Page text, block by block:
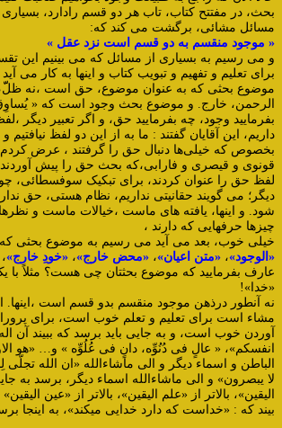
بحث، در مفتتح کتاب، تاب هر دو قسم رادارد،
مسائل مشائی، برگشت می کند که:
« موجود منقسم به دو قسم است نزد عقل »
و می رسیم به بسیاری از مسائل که می بینیم این
برای تعلیم و تفهیم و تبویب کتاب و اینها به کار می
موضوع بحثی که به عنوان موضوع، حق است ،نه
الرحمن، خارج. و موضوع بحث وجود است که «
بفرمایید وجود، چه بفرمایید حق، و اگر تعبیر دیگر
داریم، این آقایان گفتند : ما به از این دو لفظ
بخصوص که خیلی‌ها دنبال حق را گرفتند ، عرض
قونوی و قیصری و فارابی،که بحث حق را پیش آوردند،
لفظ حق را عنوان کردند، برای تبکیک سوفسطائی،
دیگر؛ می گویند حقانیتی نداریم، نظام هستی، حق
شود. و اینها، یافته های ماست ،خیالات ماست و
چیزها حرفهایی که دارند ،
خیلی خوب، بعد می آید می رسیم به موضوع بحثی
«الوجود»، «متن اعیان»، «محض خارج»، «خودِ خارج»
عارف بفرمایید که موضوع بحثتان چی هست؟ مثلاً با
«خدا»!
نه آنطور درذهن موجود منقسم بدو قسم است ،اینها.
مشاء است برای تعلیم و تعلم خوب است، برای پروراندن
آوردن خوب است، و به جایی باید برسد که ببیند آن
انفسکم»، « عالٍ فی دُنُوِّه، دانٍ فی عُلُوِّه » و… «هو
الباطن و اسماء دیگر و الی ماشاءالله «ان الله تجلّی
لا یبصرون» و الی ماشاءالله اسماء دیگر، برسد به
الیقین»، بالاتر از «علم الیقین»، بالاتر از «عین
بیند که : «خداست که دارد خدایی میکند»، به اینجا